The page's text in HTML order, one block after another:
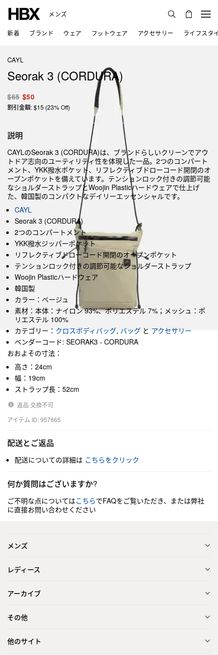
メンズ
新着 ブランド ウェア フットウェア アクセサリー ライフスタ
CAYL
Seorak 3 (CORDURA)
$65 $50
割引金額: $15 (23% Off)
説明
CAYLのSeorak 3 (CORDURA)は、ブランドらしいクリーンでアウ
トドア志向のユーティリティ性を体現した一品。2つのコンパート
メント、YKK撥水ポケット、リフレクティブドローコード開閉のオ
ープンポケットを備えています。テンションロック付きの調節可能
なショルダーストラップとWoojin Plasticハードウェアで仕上げ
た、韓国製のコンパクトなデイリーエッセンシャルです。
CAYL
Seorak 3 (CORDURA)
2つのコンパートメント
YKK撥水ジッパーポケット
リフレクティブドローコード開閉のオープンポケット
テンションロック付きの調節可能なショルダーストラップ
Woojin Plasticハードウェア
韓国製
カラー：ベージュ
素材：本体：ナイロン 93%、ポリエステル 7%；メッシュ：ポ
リエステル 100%
カテゴリー： クロスボディバッグ, バッグ と アクセサリー
ベンダーコード: SEORAK3 - CORDURA
おおよその寸法：
高さ：24cm
幅：19cm
ストラップ長：52cm
返品·交換不可
アイテム ID: 957665
配送とご返品
配送についての詳細は こちらをクリック
何か質問はございますか?
ご不明な点についてはこちらでFAQをご覧いただき、または弊社
に直接お問い合わせください
メンズ
レディース
アーカイブ
その他
他のサイト